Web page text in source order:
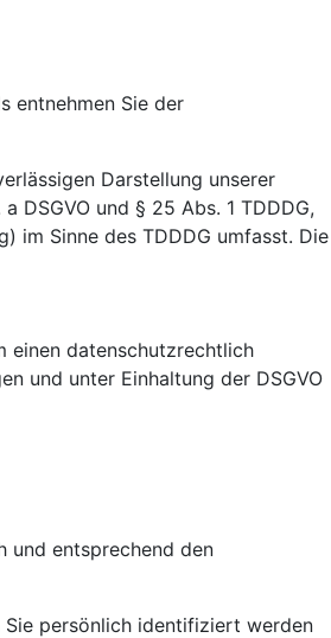
entnehmen Sie der
Darstellung unserer
DSGVO und § 25 Abs. 1 TDDDG,
im Sinne des TDDDG umfasst. Die
einen datenschutzrechtlich
und unter Einhaltung der DSGVO
und entsprechend den
Sie persönlich identifiziert werden